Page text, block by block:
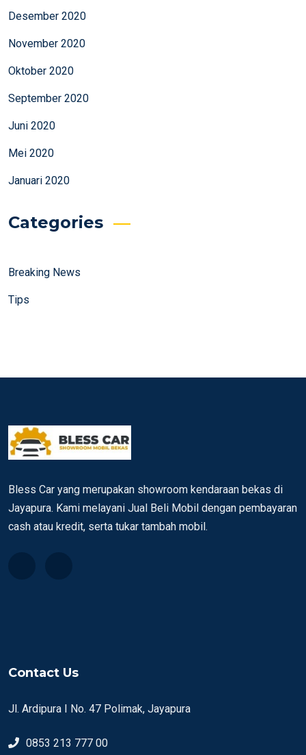
Desember 2020
November 2020
Oktober 2020
September 2020
Juni 2020
Mei 2020
Januari 2020
Categories
Breaking News
Tips
Bless Car yang merupakan showroom kendaraan bekas di
Jayapura. Kami melayani Jual Beli Mobil dengan pembayaran
cash atau kredit, serta tukar tambah mobil.
Contact Us
Jl. Ardipura I No. 47 Polimak, Jayapura
0853 213 777 00